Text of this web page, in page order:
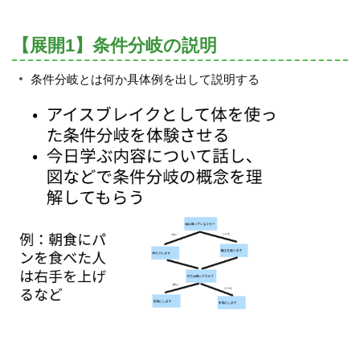
【展開1】条件分岐の説明
条件分岐とは何か具体例を出して説明する